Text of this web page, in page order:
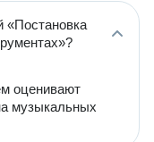
«Постановка
оценивают
музыкальных